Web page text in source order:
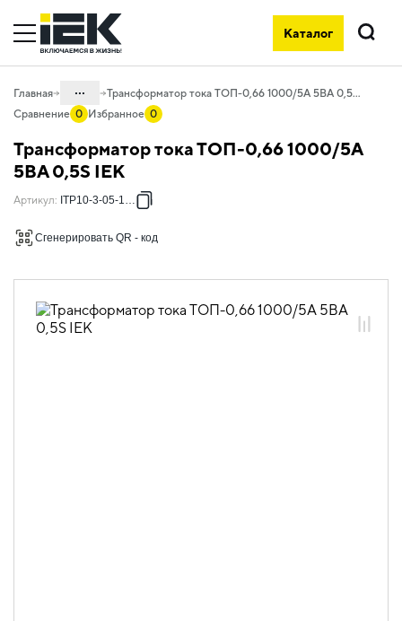
Каталог
Поиск
Главная ...
03. Приборы учета, контроля,
измерения и оборудование
электропитания
03.01.01.05 Трансформаторы тока ТОП
Трансформатор тока ТОП-0,66 1000/5А 5ВА 0,5S IEK
Сравнение 0 Избранное 0
Трансформатор тока ТОП-0,66 1000/5А
5ВА 0,5S IEK
Артикул: ITP10-3-05-1000
Сгенерировать QR - код